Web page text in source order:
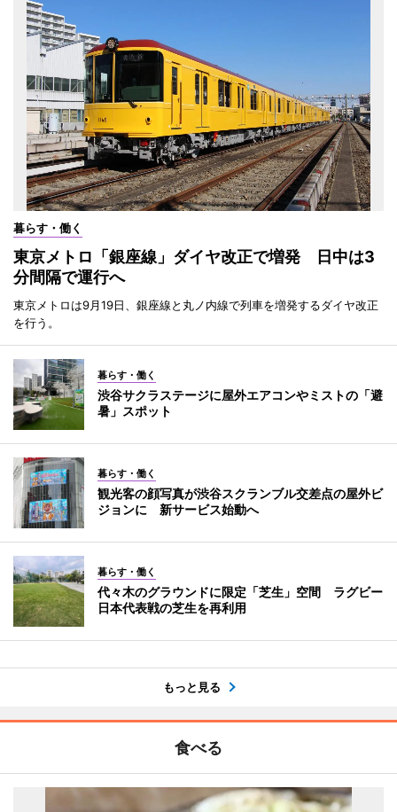
暮らす・働く
東京メトロ「銀座線」ダイヤ改正で増発 日中は3
分間隔で運行へ
東京メトロは9月19日、銀座線と丸ノ内線で列車を増発するダイヤ改正
を行う。
暮らす・働く
渋谷サクラステージに屋外エアコンやミストの「避
暑」スポット
暮らす・働く
観光客の顔写真が渋谷スクランブル交差点の屋外ビ
ジョンに 新サービス始動へ
暮らす・働く
代々木のグラウンドに限定「芝生」空間 ラグビー
日本代表戦の芝生を再利用
もっと見る
食べる